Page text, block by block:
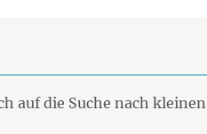
auf die Suche nach kleinen